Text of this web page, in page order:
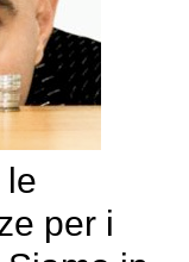
le
per i